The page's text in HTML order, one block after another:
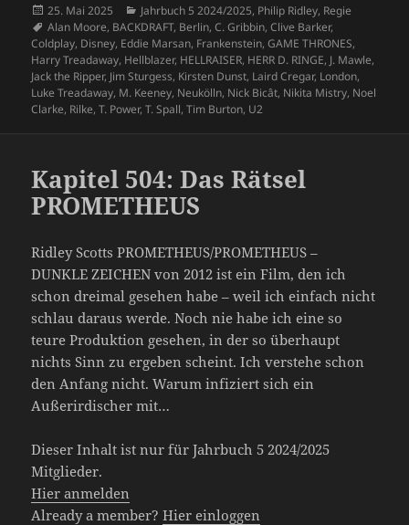
Veröffentlicht
am
25. Mai 2025 Kategorien
Jahrbuch 5 2024/2025, Philip Ridley, Regie
Schlagwörter
Alan Moore, BACKDRAFT, Berlin,C. Gribbin,Clive Barker,
Coldplay, Disney, Eddie Marsan, Frankenstein,GAME THRONES,
Harry Treadaway, Hellblazer, HELLRAISER, HERR D. RINGE, J. Mawle,
Jack the Ripper, Jim Sturgess, Kirsten Dunst, Laird Cregar, London,
Luke Treadaway, M. Keeney, Neukölln, Nick Bicât, Nikita Mistry, Noel
Clarke, Rilke,T. Power,T. Spall,Tim Burton, U2
Kapitel 504: Das Rätsel
PROMETHEUS
Ridley Scotts PROMETHEUS/PROMETHEUS –
DUNKLE ZEICHEN von 2012 ist ein Film, den ich
schon dreimal gesehen habe – weil ich einfach nicht
schlau daraus werde. Noch nie habe ich eine so
teure Produktion gesehen, in der so überhaupt
nichts Sinn zu ergeben scheint. Ich verstehe schon
den Anfang nicht. Warum infiziert sich ein
Außerirdischer mit…
Dieser Inhalt ist nur für Jahrbuch 5 2024/2025
Mitglieder.
Hier anmelden
Already a member?Hier einloggen